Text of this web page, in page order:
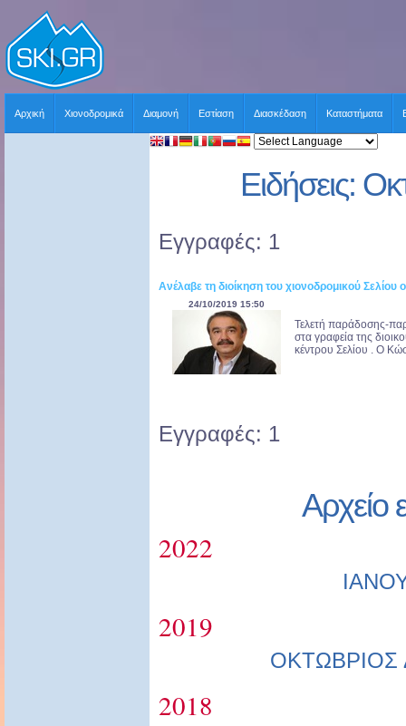
Αρχική Χιονοδρομικά Διαμονή Εστίαση Διασκέδαση Καταστήματα
Ειδήσεις:
Εγγραφές: 1
Ανέλαβε τη διοίκηση του χιονοδρομικού Σελίου
24/10/2019 15:50
Τελετή παράδοσης-
στα γραφεία της
κέντρου Σελίου . Ο
Εγγραφές: 1
Αρχείο
2022
2019
ΟΚΤΩΒΡΙΟΣ
2018